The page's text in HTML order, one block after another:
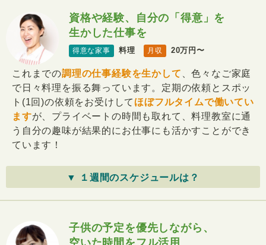
資格や経験、自分の「得意」を
生かした仕事を
得意な家事 料理 月収 20万円〜
これまでの調理の仕事経験を生かして 、色々なご家庭
で日々料理を振る舞っています。定期の依頼とスポッ
ト(1回)の依頼をお受けして ほぼフルタイムで働いてい
ますが、プライベートの時間も取れて、料理教室に通
う自分の趣味が結果的にお仕事にも活かすことができ
ています！
▼ １週間のスケジュールは？
子供の予定を優先しながら、
空いた時間をフル活用